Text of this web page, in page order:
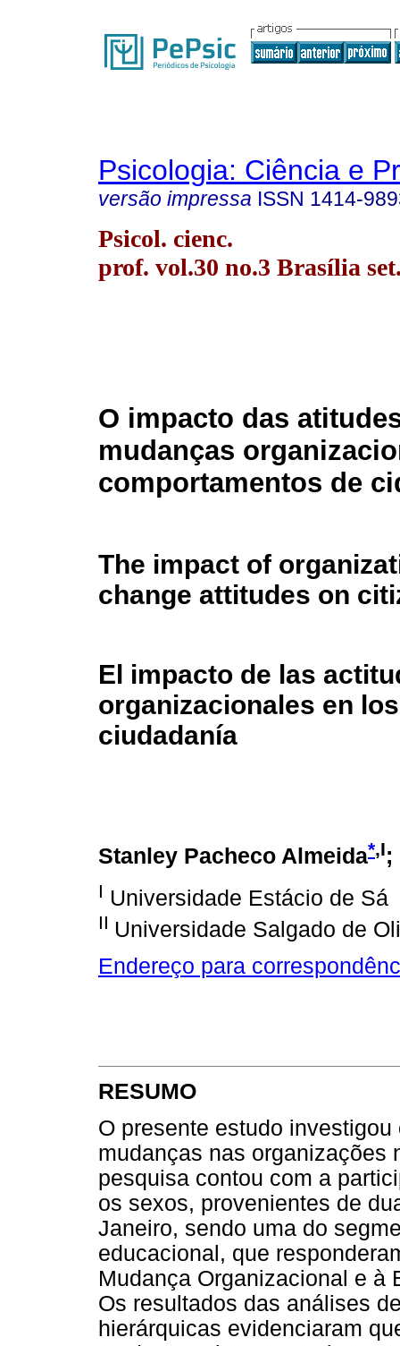
Psicologia: Ciência e
versão impressa ISSN 1414-
Psicol. cienc.
prof. vol.30 no.3 Brasília
O impacto das
mudanças
comportamentos de
The impact of
change attitudes on
El impacto de las
organizacionales en
ciudadanía
Stanley Pacheco Almeida*,I;
I Universidade Estácio de Sá
II Universidade Salgado de
Endereço para
RESUMO
O presente estudo
mudanças nas organizações
pesquisa contou com a
os sexos, provenientes de
Janeiro, sendo uma do
educacional, que
Mudança Organizacional e à
Os resultados das análises
hierárquicas evidenciaram